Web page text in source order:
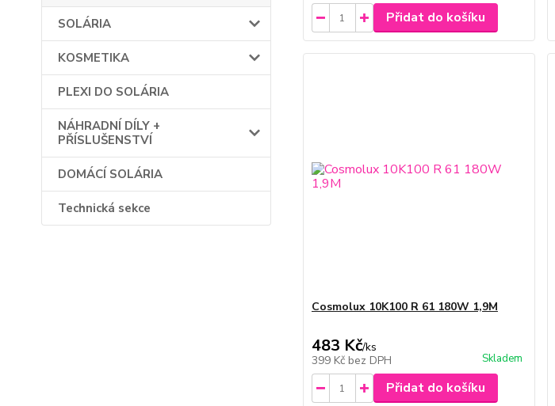
SOLÁRIA
KOSMETIKA
PLEXI DO SOLÁRIA
NÁHRADNÍ DÍLY +
PŘÍSLUŠENSTVÍ
DOMÁCÍ SOLÁRIA
Technická sekce
Přidat do košíku
Cosmolux 10K100 R 61 180W 1,9M
483 Kč/ks
399 Kč bez DPH Skladem
Přidat do košíku